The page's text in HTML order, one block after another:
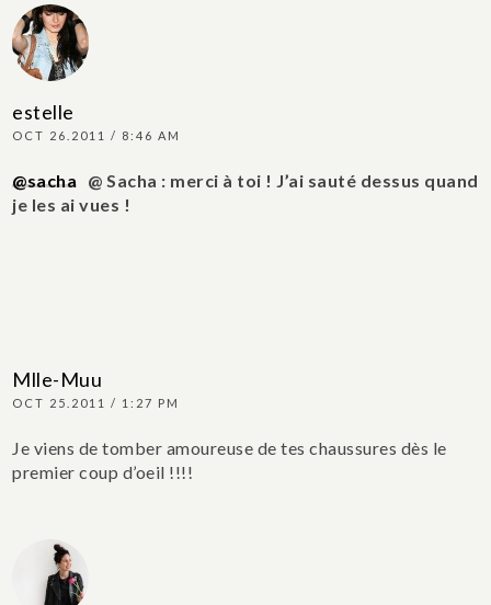
estelle
OCT 26.2011 / 8:46 AM
@sacha @ Sacha : merci à toi ! J’ai sauté dessus quand
je les ai vues !
Mlle-Muu
OCT 25.2011 / 1:27 PM
Je viens de tomber amoureuse de tes chaussures dès le
premier coup d’oeil !!!!